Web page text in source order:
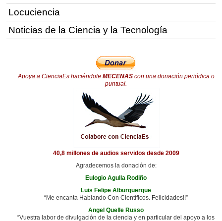
Locuciencia
Noticias de la Ciencia y la Tecnología
Apoya a CienciaEs haciéndote MECENAScon una donación periódica o
puntual.
40,8 millones de audios servidos desde 2009
Agradecemos la donación de:
Eulogio Agulla Rodiño
Luis Felipe Alburquerque
“Me encanta Hablando Con Científicos. Felicidades!!”
Angel Quelle Russo
“Vuestra labor de divulgación de la ciencia y en particular del apoyo a los